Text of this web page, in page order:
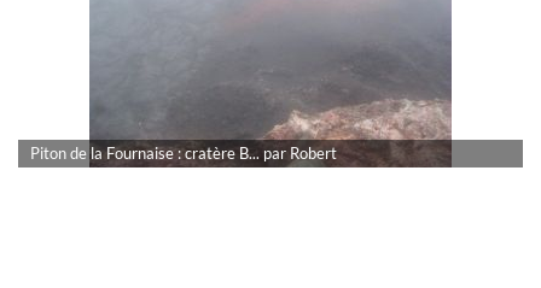
Piton de la Fournaise : cratère B... par Robert